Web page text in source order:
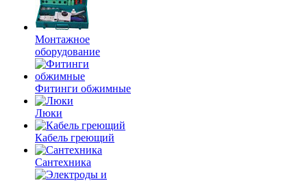
Монтажное
оборудование
Фитинги обжимные
Люки
Кабель греющий
Сантехника